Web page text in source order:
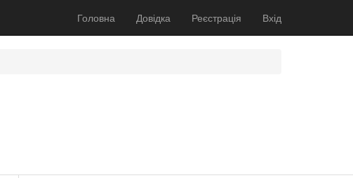
Головна Довідка Реєстрація Вхід